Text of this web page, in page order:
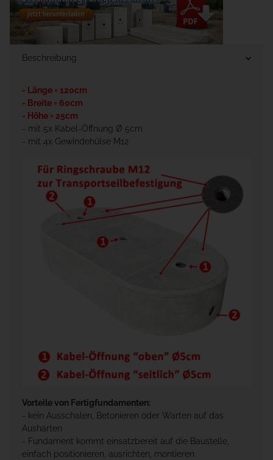
Beschreibung
- Länge = 120cm
- Breite = 60cm
- Höhe = 25cm
- mit 5x Kabel-Öffnung Ø 5cm
- mit 4x Gewindehülse M12
Vorteile von Fertigfundamenten:
- kein Ausschalen, Betonieren oder Warten auf das
Aushärten
- Fundament kommt einsatzbereit auf die Baustelle,
einfach positionieren, ausrichten, montieren